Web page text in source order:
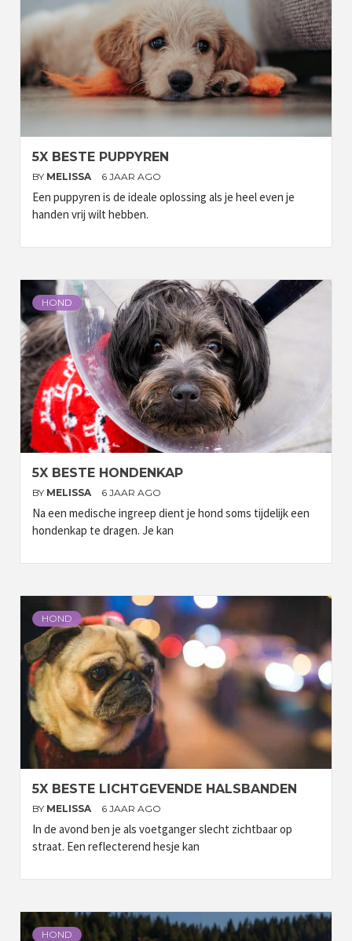
5X BESTE PUPPYREN
BY MELISSA 6 JAAR AGO
Een puppyren is de ideale oplossing als je heel even je
handen vrij wilt hebben.
HOND
5X BESTE HONDENKAP
BY MELISSA 6 JAAR AGO
Na een medische ingreep dient je hond soms tijdelijk een
hondenkap te dragen. Je kan
HOND
5X BESTE LICHTGEVENDE HALSBANDEN
BY MELISSA 6 JAAR AGO
In de avond ben je als voetganger slecht zichtbaar op
straat. Een reflecterend hesje kan
HOND